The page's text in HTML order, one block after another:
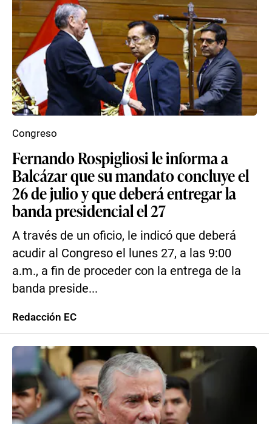
Fernando Rospigliosi le informa a
Balcázar que su mandato concluye el
26 de julio y que deberá entregar la
banda presidencial el 27
A través de un oficio, le indicó que deberá
acudir al Congreso el lunes 27, a las 9:00
a.m., a fin de proceder con la entrega de la
banda preside...
Congreso
Redacción EC